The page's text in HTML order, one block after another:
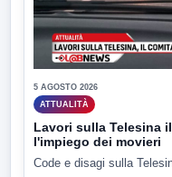
5 AGOSTO 2026
ATTUALITÀ
Lavori sulla Telesina
l'impiego dei movieri
Code e disagi sulla